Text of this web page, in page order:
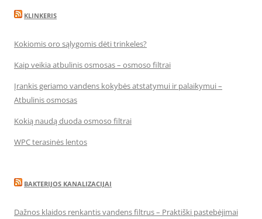
KLINKERIS
Kokiomis oro sąlygomis dėti trinkeles?
Kaip veikia atbulinis osmosas – osmoso filtrai
Įrankis geriamo vandens kokybės atstatymui ir palaikymui –
Atbulinis osmosas
Kokią naudą duoda osmoso filtrai
WPC terasinės lentos
BAKTERIJOS KANALIZACIJAI
Dažnos klaidos renkantis vandens filtrus – Praktiški pastebėjimai